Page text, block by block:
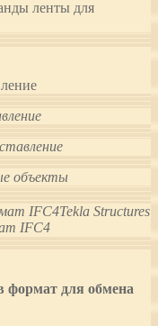
ленты для
объекты
Tekla Structures
IFC4
формат для обмена